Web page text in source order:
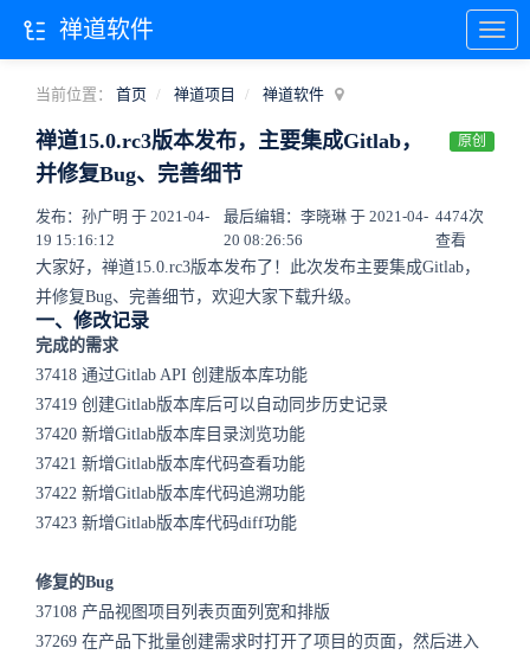
当前位置： 首页 禅道项目 禅道软件
禅道15.0.rc3版本发布，主要集成Gitlab，
并修复Bug、完善细节
原创
发布：孙广明 于 2021-04-
19 15:16:12
最后编辑：李晓琳 于 2021-04-
20 08:26:56
4474次
查看
大家好，禅道15.0.rc3版本发布了！此次发布主要集成Gitlab，
并修复Bug、完善细节，欢迎大家下载升级。
一、修改记录
完成的需求
37418 通过Gitlab API 创建版本库功能
37419 创建Gitlab版本库后可以自动同步历史记录
37420 新增Gitlab版本库目录浏览功能
37421 新增Gitlab版本库代码查看功能
37422 新增Gitlab版本库代码追溯功能
37423 新增Gitlab版本库代码diff功能
修复的Bug
37108 产品视图项目列表页面列宽和排版
37269 在产品下批量创建需求时打开了项目的页面，然后进入
禅道软件